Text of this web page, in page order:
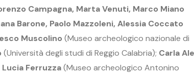
Campagna, Marta Venuti, Marco Miano
Barone, Paolo Mazzoleni, Alessia Coccato
Muscolino (Museo archeologico nazionale di
(Università degli studi di Reggio Calabria); Carla
Lucia Ferruzza(Museo archeologico Antonino